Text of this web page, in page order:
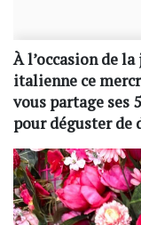
À l’occasion de
italienne ce
vous partage ses
pour déguster de